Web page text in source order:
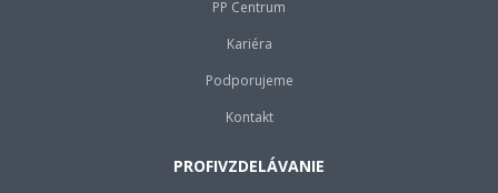
PP Centrum
Kariéra
Podporujeme
Kontakt
PROFIVZDELÁVANIE